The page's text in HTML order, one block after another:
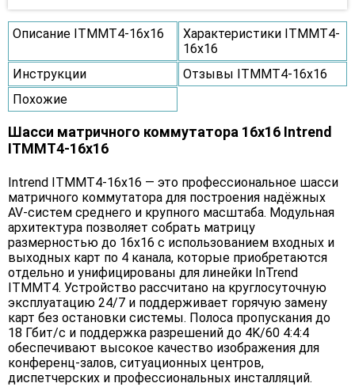
Описание ITMMT4-16x16
Характеристики ITMMT4-
16x16
Инструкции
Отзывы ITMMT4-16x16
Похожие
Шасси матричного коммутатора 16x16 Intrend
ITMMT4-16x16
Intrend ITMMT4-16x16 — это профессиональное шасси
матричного коммутатора для построения надёжных
AV-систем среднего и крупного масштаба. Модульная
архитектура позволяет собрать матрицу
размерностью до 16x16 с использованием входных и
выходных карт по 4 канала, которые приобретаются
отдельно и унифицированы для линейки InTrend
ITMMT4. Устройство рассчитано на круглосуточную
эксплуатацию 24/7 и поддерживает горячую замену
карт без остановки системы. Полоса пропускания до
18 Гбит/с и поддержка разрешений до 4K/60 4:4:4
обеспечивают высокое качество изображения для
конференц-залов, ситуационных центров,
диспетчерских и профессиональных инсталляций.